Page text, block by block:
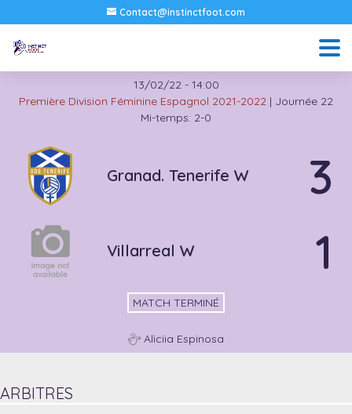
Contact@instinctfoot.com
13/02/22 - 14:00
Première Division Féminine Espagnol 2021-2022 | Journée 22
Mi-temps: 2-0
Granad. Tenerife W 3
Villarreal W 1
MATCH TERMINÉ
Aliciia Espinosa
ARBITRES